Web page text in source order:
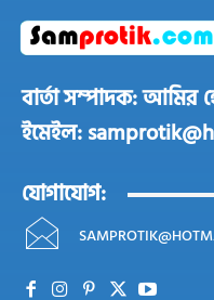
বার্তা সম্পাদক: আমির
ইমেইল:
যোগাযোগ: